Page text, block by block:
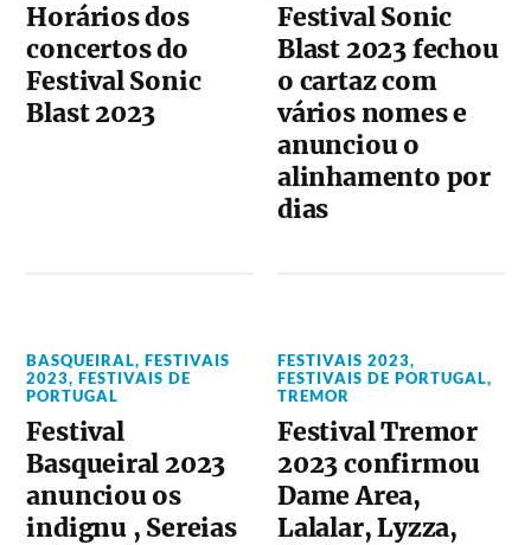
Horários dos
concertos do
Festival Sonic
Blast 2023
Festival Sonic
Blast 2023 fechou
o cartaz com
vários nomes e
anunciou o
alinhamento por
dias
BASQUEIRAL,FESTIVAIS
2023,FESTIVAIS DE
PORTUGAL
Festival
Basqueiral 2023
anunciou os
indignu , Sereias
FESTIVAIS 2023,
FESTIVAIS DE PORTUGAL,
TREMOR
Festival Tremor
2023 confirmou
Dame Area,
Lalalar, Lyzza,